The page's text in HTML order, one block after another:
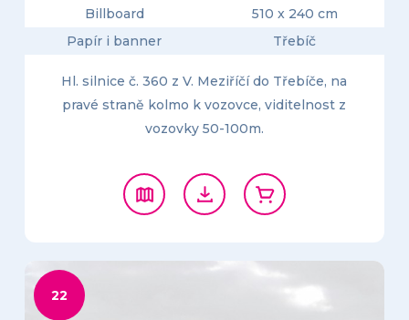
Billboard
510 x 240 cm
Papír i banner
Třebíč
Hl. silnice č. 360 z V. Meziříčí do Třebíče, na
pravé straně kolmo k vozovce, viditelnost z
vozovky 50-100m.
22